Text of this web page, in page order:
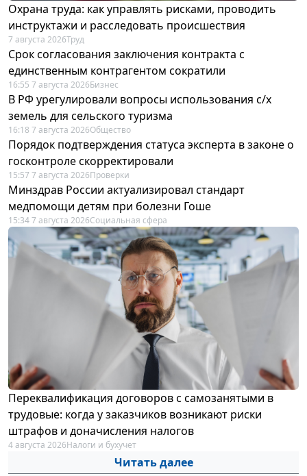
Охрана труда: как управлять рисками, проводить
инструктажи и расследовать происшествия
7 августа 2026Труд
Срок согласования заключения контракта с
единственным контрагентом сократили
16:55 7 августа 2026Бизнес
В РФ урегулировали вопросы использования с/х
земель для сельского туризма
16:18 7 августа 2026Общество
Порядок подтверждения статуса эксперта в законе о
госконтроле скорректировали
15:57 7 августа 2026Проверки
Минздрав России актуализировал стандарт
медпомощи детям при болезни Гоше
15:34 7 августа 2026Социальная сфера
Переквалификация договоров с самозанятыми в
трудовые: когда у заказчиков возникают риски
штрафов и доначисления налогов
4 августа 2026Налоги и бухучет
Читать далее